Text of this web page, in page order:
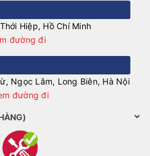
Hiệp, Hồ Chí Minh
đường đi
Ngọc Lâm, Long Biên, Hà Nội
đường đi